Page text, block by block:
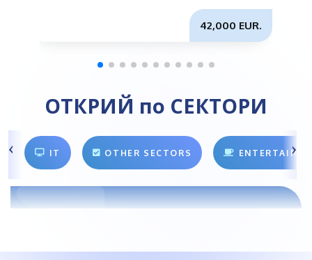
42,000 EUR.
ОТКРИЙ по СЕКТОРИ
IT OTHER SECTORS